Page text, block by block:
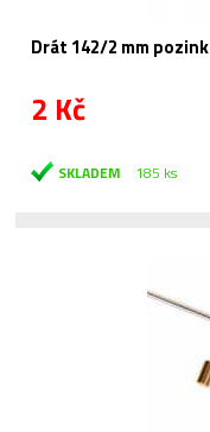
Drát 142/2 mm pozink
2 Kč
SKLADEM 185 ks